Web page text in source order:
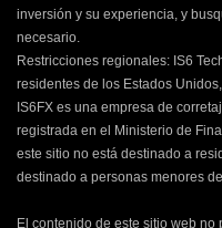
inversión y su experiencia, y
necesario.
Restricciones regionales: IS6
residentes de los Estados
IS6FX es una empresa de
registrada en el Ministerio de
este sitio no está destinado a
destinado a personas menores
El contenido de este sitio web